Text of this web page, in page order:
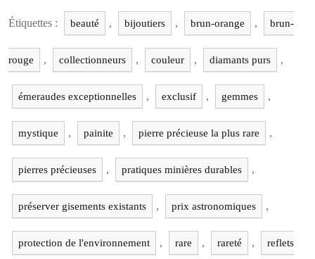
Étiquettes : beauté , bijoutiers , brun-orange , brun-
rouge , collectionneurs , couleur , diamants purs ,
émeraudes exceptionnelles , exclusif , gemmes ,
mystique , painite , pierre précieuse la plus rare ,
pierres précieuses , pratiques minières durables ,
préserver gisements existants , prix astronomiques ,
protection de l'environnement , rare , rareté , reflets